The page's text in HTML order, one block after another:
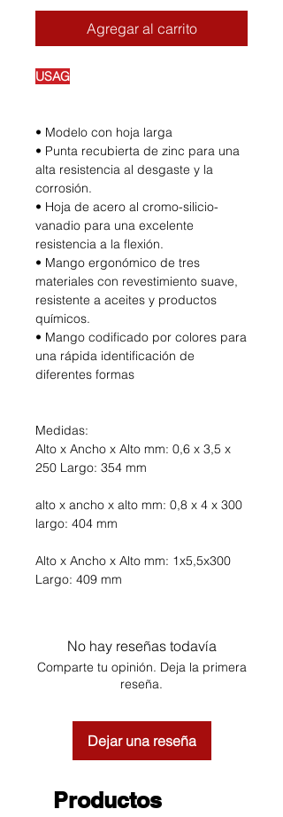
Agregar al carrito
USAG
• Modelo con hoja larga
• Punta recubierta de zinc para una
alta resistencia al desgaste y la
corrosión.
• Hoja de acero al cromo-silicio-
vanadio para una excelente
resistencia a la flexión.
• Mango ergonómico de tres
materiales con revestimiento suave,
resistente a aceites y productos
químicos.
• Mango codificado por colores para
una rápida identificación de
diferentes formas
Medidas:
Alto x Ancho x Alto mm: 0,6 x 3,5 x
250 Largo: 354 mm
alto x ancho x alto mm: 0,8 x 4 x 300
largo: 404 mm
Alto x Ancho x Alto mm: 1x5,5x300
Largo: 409 mm
No hay reseñas todavía
Comparte tu opinión. Deja la primera
reseña.
Dejar una reseña
Productos